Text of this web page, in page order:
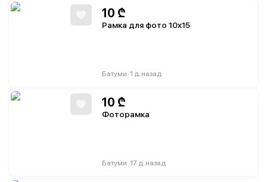
10 ₾
Рамка для фото 10х15
Батуми 1 д. назад
10 ₾
Фоторамка
Батуми 17 д. назад